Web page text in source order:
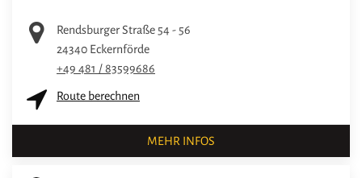
Rendsburger Straße 54 - 56
24340 Eckernförde
+49 481 / 83599686
Route berechnen
MEHR INFOS